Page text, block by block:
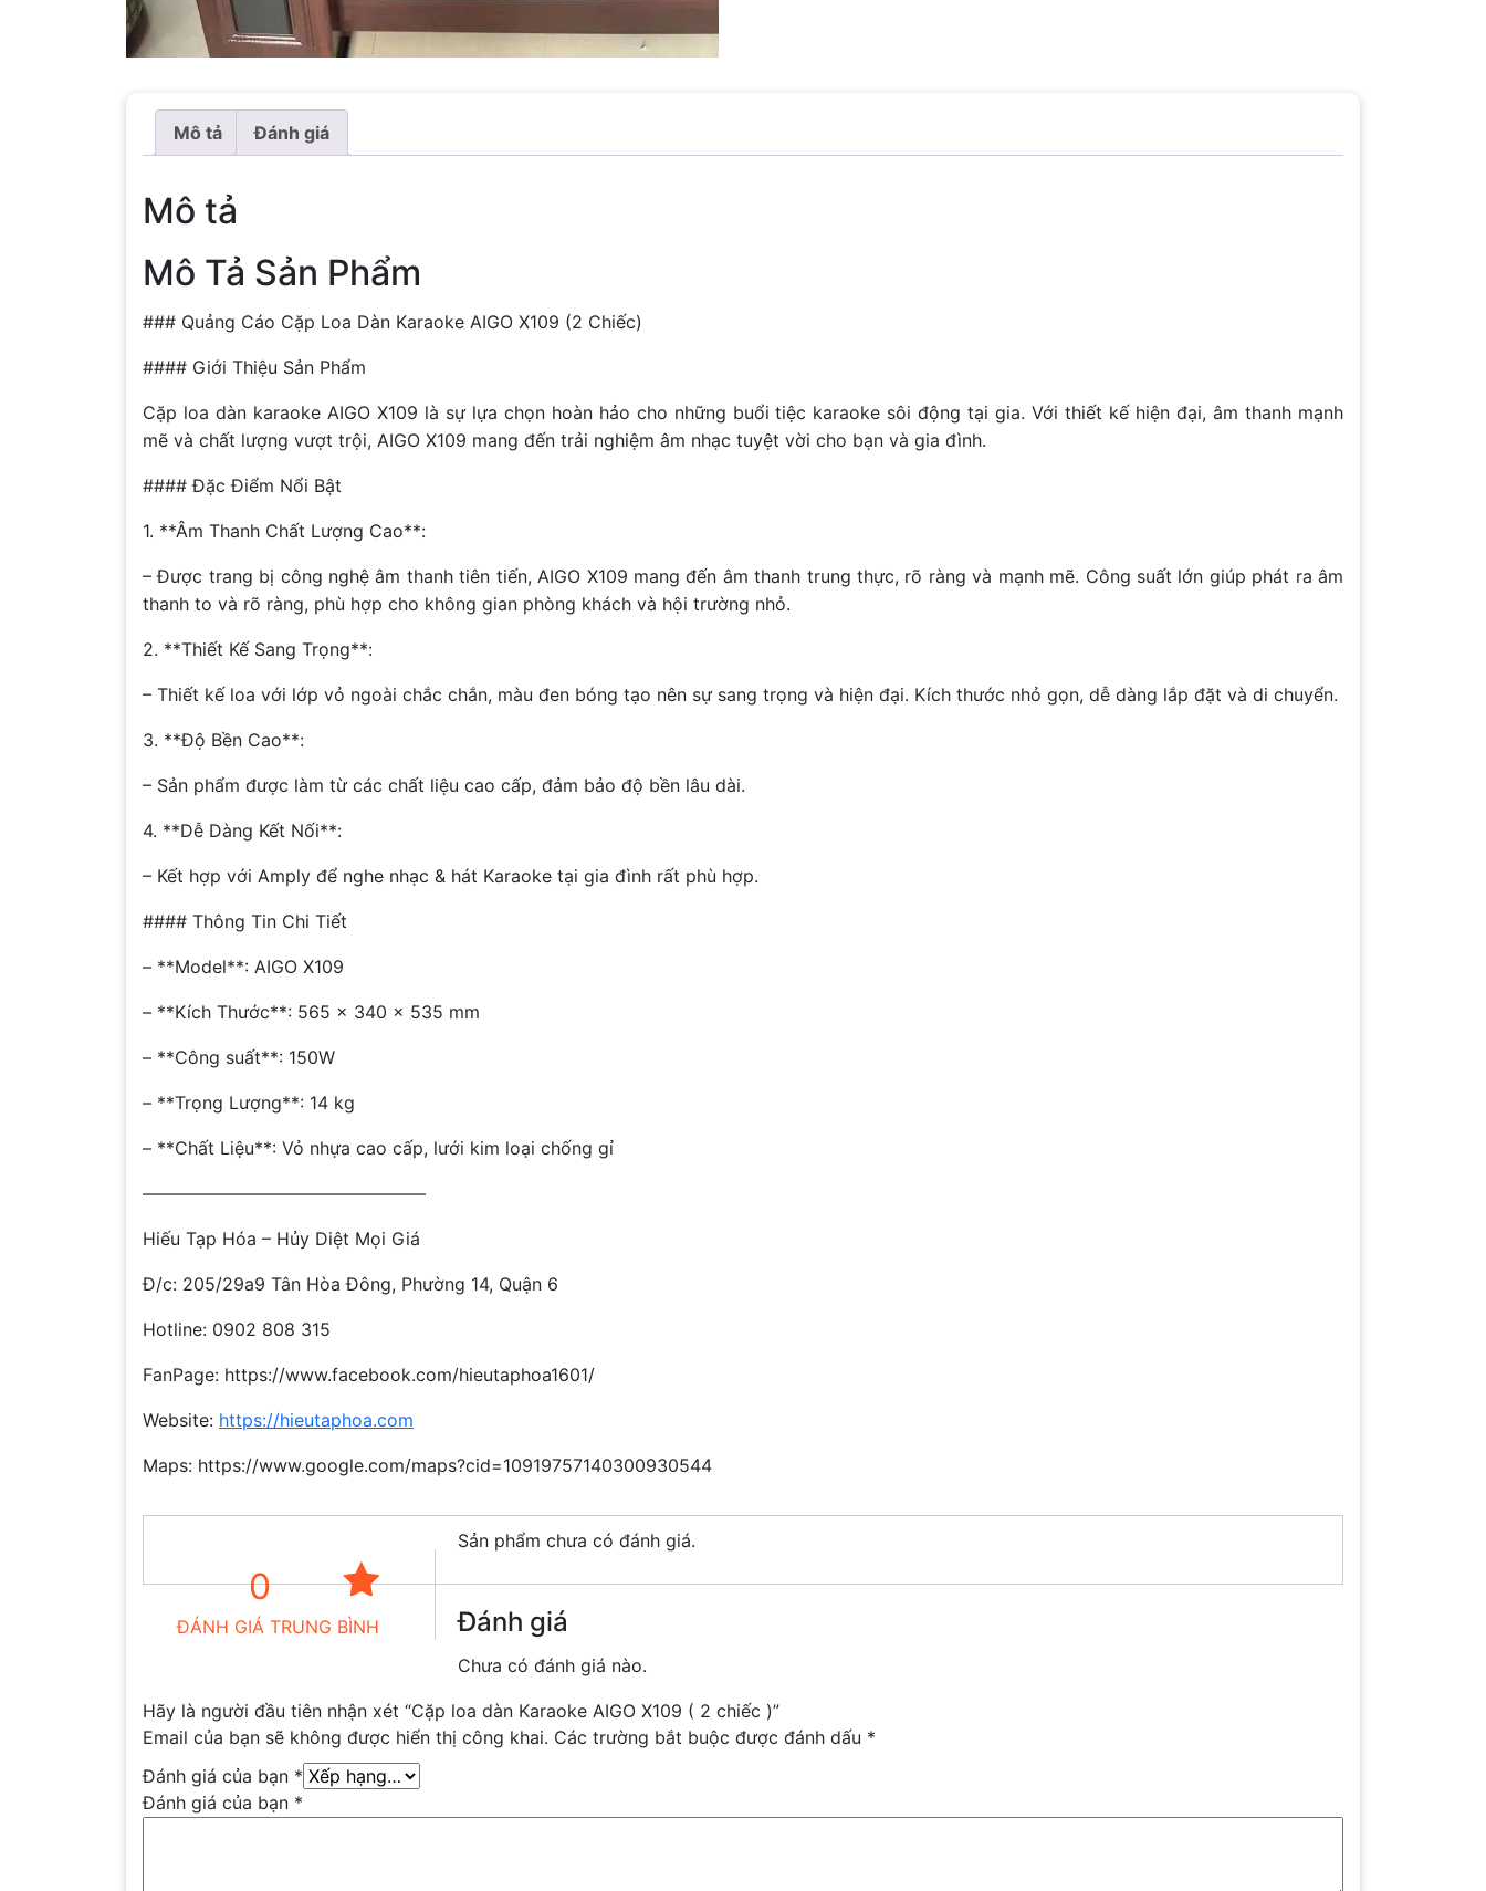
Mô tả Đánh giá
Mô tả
Mô Tả Sản Phẩm
### Quảng Cáo Cặp Loa Dàn Karaoke AIGO X109 (2 Chiếc)
#### Giới Thiệu Sản Phẩm
Cặp loa dàn karaoke AIGO X109 là sự lựa chọn hoàn hảo cho những buổi tiệc karaoke sôi động tại gia. Với thiết kế hiện đại, âm thanh mạnh
mẽ và chất lượng vượt trội, AIGO X109 mang đến trải nghiệm âm nhạc tuyệt vời cho bạn và gia đình.
#### Đặc Điểm Nổi Bật
1. **Âm Thanh Chất Lượng Cao**:
– Được trang bị công nghệ âm thanh tiên tiến, AIGO X109 mang đến âm thanh trung thực, rõ ràng và mạnh mẽ. Công suất lớn giúp phát ra âm
thanh to và rõ ràng, phù hợp cho không gian phòng khách và hội trường nhỏ.
2. **Thiết Kế Sang Trọng**:
– Thiết kế loa với lớp vỏ ngoài chắc chắn, màu đen bóng tạo nên sự sang trọng và hiện đại. Kích thước nhỏ gọn, dễ dàng lắp đặt và di chuyển.
3. **Độ Bền Cao**:
– Sản phẩm được làm từ các chất liệu cao cấp, đảm bảo độ bền lâu dài.
4. **Dễ Dàng Kết Nối**:
– Kết hợp với Amply để nghe nhạc & hát Karaoke tại gia đình rất phù hợp.
#### Thông Tin Chi Tiết
– **Model**: AIGO X109
– **Kích Thước**: 565 x 340 x 535 mm
– **Công suất**: 150W
– **Trọng Lượng**: 14 kg
– **Chất Liệu**: Vỏ nhựa cao cấp, lưới kim loại chống gỉ
————————————————
Hiếu Tạp Hóa – Hủy Diệt Mọi Giá
Đ/c: 205/29a9 Tân Hòa Đông, Phường 14, Quận 6
Hotline: 0902 808 315
FanPage: https://www.facebook.com/hieutaphoa1601/
Website: https://hieutaphoa.com
Maps: https://www.google.com/maps?cid=10919757140300930544
0
ĐÁNH GIÁ TRUNG BÌNH
Sản phẩm chưa có đánh giá.
Đánh giá
Chưa có đánh giá nào.
Hãy là người đầu tiên nhận xét “Cặp loa dàn Karaoke AIGO X109 ( 2 chiếc )”
Email của bạn sẽ không được hiển thị công khai. Các trường bắt buộc được đánh dấu *
Đánh giá của bạn *
Đánh giá của bạn *